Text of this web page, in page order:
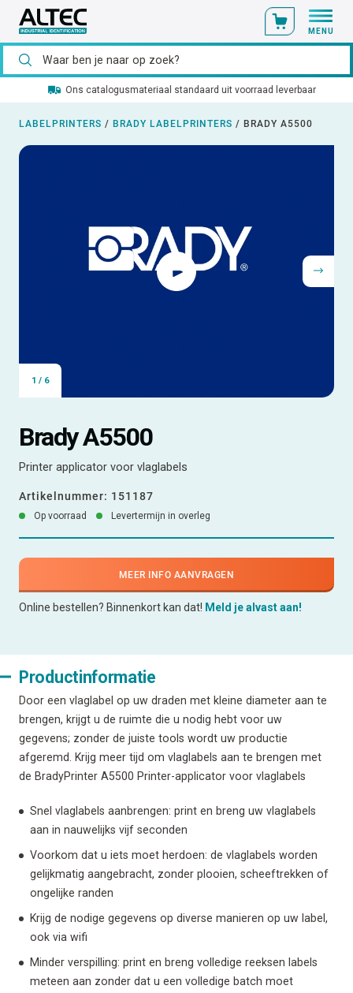
MENU
Ons catalogusmateriaal standaard uit voorraad leverbaar
LABELPRINTERS / BRADY LABELPRINTERS / BRADY A5500
1 / 6
Brady A5500
Printer applicator voor vlaglabels
Artikelnummer: 151187
Op voorraad Levertermijn in overleg
MEER INFO AANVRAGEN
Online bestellen? Binnenkort kan dat! Meld je alvast aan!
Productinformatie
Door een vlaglabel op uw draden met kleine diameter aan te
brengen, krijgt u de ruimte die u nodig hebt voor uw
gegevens; zonder de juiste tools wordt uw productie
afgeremd. Krijg meer tijd om vlaglabels aan te brengen met
de BradyPrinter A5500 Printer-applicator voor vlaglabels
Snel vlaglabels aanbrengen: print en breng uw vlaglabels
aan in nauwelijks vijf seconden
Voorkom dat u iets moet herdoen: de vlaglabels worden
gelijkmatig aangebracht, zonder plooien, scheeftrekken of
ongelijke randen
Krijg de nodige gegevens op diverse manieren op uw label,
ook via wifi
Minder verspilling: print en breng volledige reeksen labels
meteen aan zonder dat u een volledige batch moet